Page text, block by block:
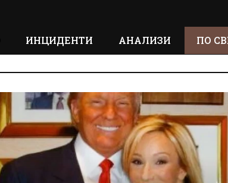
ИНЦИДЕНТИ АНАЛИЗИ ПО